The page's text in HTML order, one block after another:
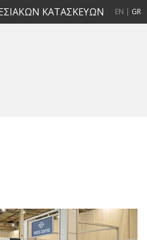
ΚΑΤΑΣΚΕΥΩΝ EN | GR